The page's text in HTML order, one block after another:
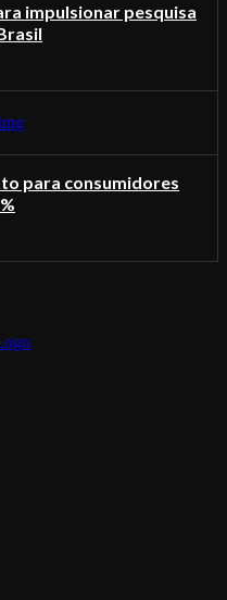
impulsionar pesquisa
para consumidores